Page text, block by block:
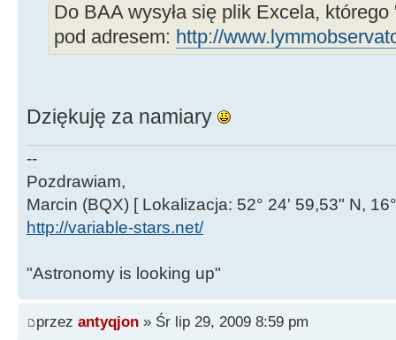
Do BAA wysyła się plik Excela,
pod adresem: http://
Dziękuję za namiary
--
Pozdrawiam,
Marcin (BQX) [ Lokalizacja: 52° 24' 59,53" N,
http://variable-stars.net/
"Astronomy is looking up"
przez antyqjon » Śr lip 29, 2009 8:59 pm